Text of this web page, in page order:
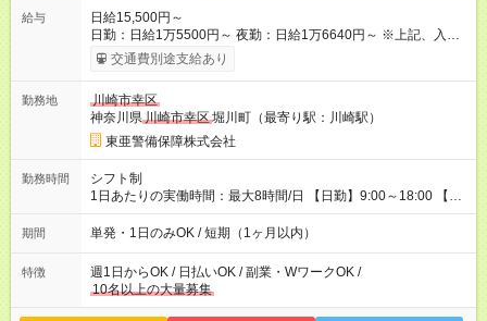
給与
日給15,500円～
日勤：日給1万5500円～ 夜勤：日給1万6640円～ ※上記、入社
祝手当4000円含む(25勤務まで) ┗新任研修の終了から100日以内
┗規定あり ／ 経験や年齢を問わず、 頑張った方全員に支給され
日給は全額支給！ ■月22日以上勤務すると… 日給1000円UP！ ■
日払い・週払い・前払いOK！ 給与即時払いサービス『クリア
(CRIA)』で 最短当日にコンビニATMから 現金で給与を受け取れ
ます♪ ※稼働分・規定あり ■法定研修(7h×3日間)中も 手当をしっ
かり【3万円】支給！ ┗研修手当の一部(9，000円)は手渡しで支
給 ┗昼食代も別途支給(500円×3日間） ┗研修期間中も交通費全額
交通費別途支給あり
勤務地
川崎市幸区
神奈川県川崎市幸区堀川町（最寄り駅：川崎駅）
東亜警備保障株式会社
勤務時間
シフト制
1日あたりの実働時間：最大8時間/日 【日勤】9:00～18:00 【夜
勤】20:00～翌5:00 ・【日勤のみ】【夜勤のみ】もOK♪ ・自分
の都合に合わせて稼げます◎ ・シフトの申告は電話・メールで
ライベートの予定に 合わせて好きな時など、自由に働けます
期間 単発・1日のみOK / 短期（1ヶ月以内）
特徴
週1日からOK / 日払いOK / 副業・WワークOK /
10名以上の大量募集